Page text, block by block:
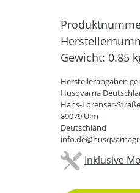
Gewicht: 0.85
Herstellerangaben
Husqvarna
Hans-Lorenser-
89079 Ulm
Deutschland
Inklusive